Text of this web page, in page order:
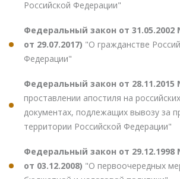
Российской Федерации"
Федеральный закон от 31.05.2002
от 29.07.2017) "О гражданстве
Федерации"
Федеральный закон от 28.11.2015
проставлении апостиля на
документах, подлежащих вывозу за
территории Российской Федерации"
Федеральный закон от 29.12.1998
от 03.12.2008) "О первоочередных